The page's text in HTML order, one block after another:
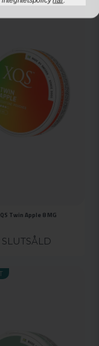
Twin Apple 8 MG
SLUTSÅLD